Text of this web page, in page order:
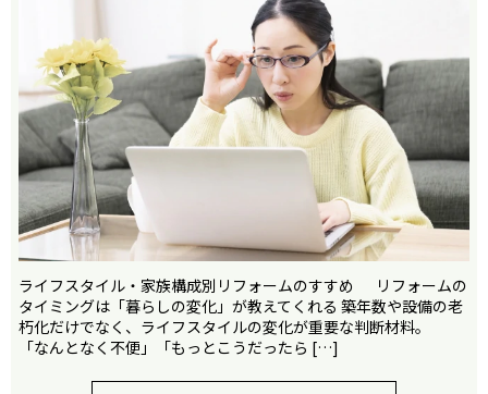
ライフスタイル・家族構成別リフォームのすすめ リフォームの
タイミングは「暮らしの変化」が教えてくれる 築年数や設備の老
朽化だけでなく、ライフスタイルの変化が重要な判断材料。
「なんとなく不便」「もっとこうだったら […]